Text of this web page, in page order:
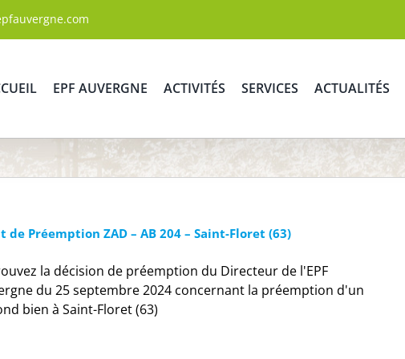
EPF AUVERGNE ACTIVITÉS SERVICES ACTUALITÉS
de Préemption ZAD – AB 204 – Saint-Floret (63)
la décision de préemption du Directeur de l'EPF
du 25 septembre 2024 concernant la préemption d'un
bien à Saint-Floret (63)